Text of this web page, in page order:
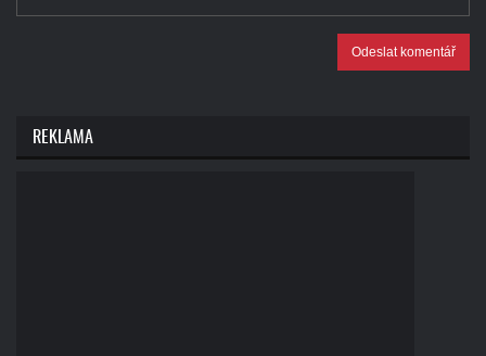
Odeslat komentář
REKLAMA